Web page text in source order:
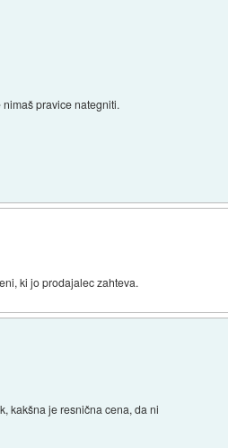
pravice nategniti.
ki jo prodajalec zahteva.
kakšna je resnična cena, da ni